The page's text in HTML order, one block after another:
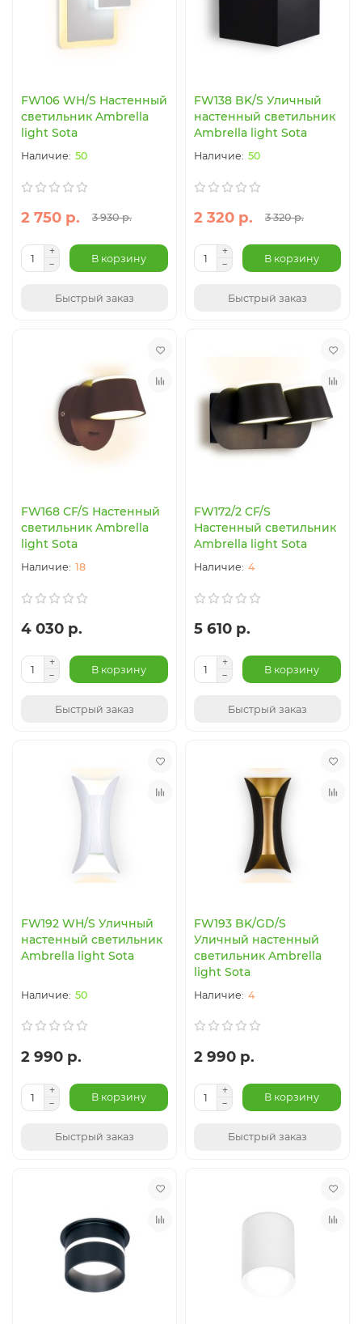
FW106 WH/S Настенный
светильник Ambrella
light Sota
50
2 750 р. 3 930 р.
В корзину
Быстрый заказ
FW138 BK/S Уличный
настенный светильник
Ambrella light Sota
50
2 320 р. 3 320 р.
В корзину
Быстрый заказ
FW168 CF/S Настенный
светильник Ambrella
light Sota
18
4 030 р.
В корзину
Быстрый заказ
FW172/2 CF/S
Настенный светильник
Ambrella light Sota
4
5 610 р.
В корзину
Быстрый заказ
FW192 WH/S Уличный
настенный светильник
Ambrella light Sota
50
2 990 р.
В корзину
Быстрый заказ
FW193 BK/GD/S
Уличный настенный
светильник Ambrella
light Sota
4
2 990 р.
В корзину
Быстрый заказ